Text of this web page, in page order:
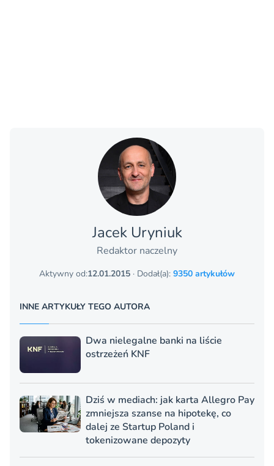
Jacek Uryniuk
Redaktor naczelny
Aktywny od:12.01.2015 · Dodał(a): 9350 artykułów
INNE ARTYKUŁY TEGO AUTORA
Dwa nielegalne banki na liście
ostrzeżeń KNF
Dziś w mediach: jak karta Allegro Pay
zmniejsza szanse na hipotekę, co
dalej ze Startup Poland i
tokenizowane depozyty